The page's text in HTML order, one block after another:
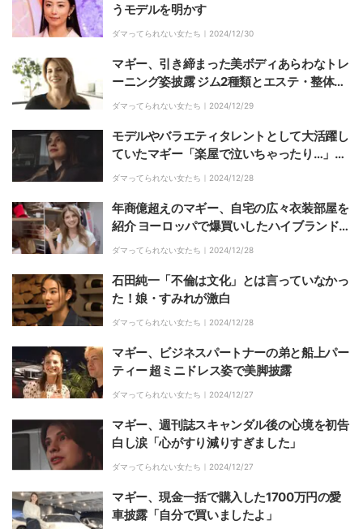
うモデルを明かす
ダマってられない女たち｜ 2024/12/30
マギー、引き締まった美ボディあらわなトレ
ーニング姿披露 ジム2種類とエステ・整体5
つを掛け持ち
ダマってられない女たち｜ 2024/12/29
モデルやバラエティタレントとして大活躍し
ていたマギー「楽屋で泣いちゃったり…」デ
ビュー時の葛藤を明かす
ダマってられない女たち｜ 2024/12/28
年商億超えのマギー、自宅の広々衣装部屋を
紹介 ヨーロッパで爆買いしたハイブランドの
洋服も披露
ダマってられない女たち｜ 2024/12/28
石田純一「不倫は文化」とは言っていなかっ
た！娘・すみれが激白
ダマってられない女たち｜ 2024/12/28
マギー、ビジネスパートナーの弟と船上パー
ティー 超ミニドレス姿で美脚披露
ダマってられない女たち｜ 2024/12/27
マギー、週刊誌スキャンダル後の心境を初告
白し涙「心がすり減りすぎました」
ダマってられない女たち｜ 2024/12/27
マギー、現金一括で購入した1700万円の愛
車披露「自分で買いましたよ」